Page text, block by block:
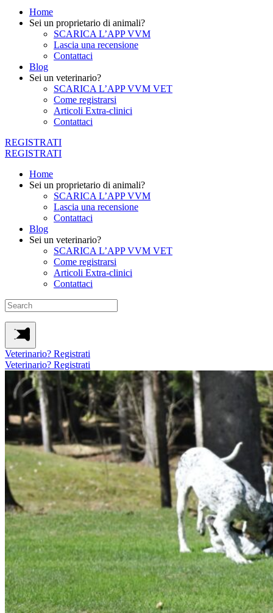
Home
Sei un proprietario di animali?
SCARICA L’APP VVM
Lascia una recensione
Contattaci
Blog
Sei un veterinario?
SCARICA L’APP VVM VET
Come registrarsi
Articoli Extra-clinici
Contattaci
REGISTRATI
REGISTRATI
Home
Sei un proprietario di animali?
SCARICA L’APP VVM
Lascia una recensione
Contattaci
Blog
Sei un veterinario?
SCARICA L’APP VVM VET
Come registrarsi
Articoli Extra-clinici
Contattaci
Veterinario? Registrati
Veterinario? Registrati